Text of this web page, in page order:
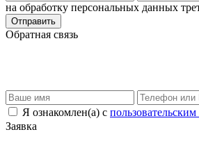
на обработку персональных данных
Отправить
Обратная связь
Я ознакомлен(а) с
Заявка